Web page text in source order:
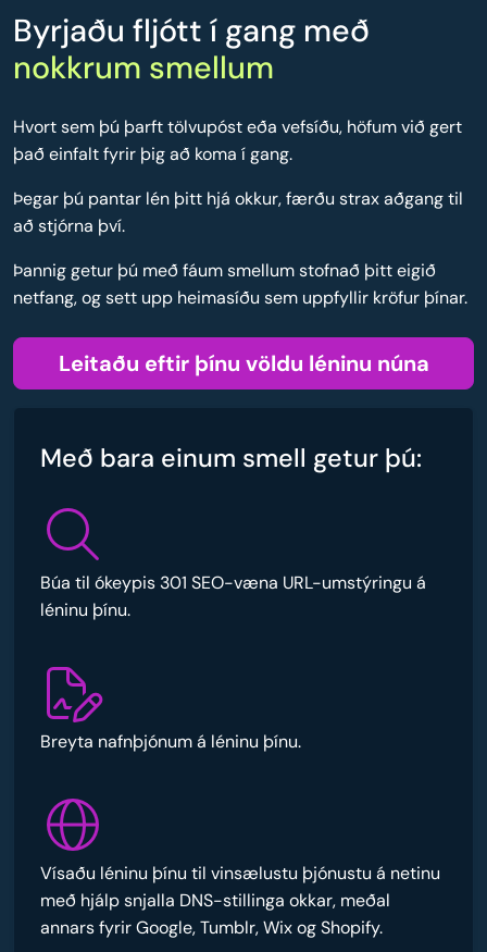
Byrjaðu fljótt í gang með
nokkrum smellum
Hvort sem þú þarft tölvupóst eða vefsíðu, höfum við gert
það einfalt fyrir þig að koma í gang.
Þegar þú pantar lén þitt hjá okkur, færðu strax aðgang til
að stjórna því.
Þannig getur þú með fáum smellum stofnað þitt eigið
netfang, og sett upp heimasíðu sem uppfyllir kröfur þínar.
Leitaðu eftir þínu völdu léninu núna
Með bara einum smell getur þú:
Búa til ókeypis 301 SEO-væna URL-umstýringu á
léninu þínu.
Breyta nafnþjónum á léninu þínu.
Vísaðu léninu þínu til vinsælustu þjónustu á netinu
með hjálp snjalla DNS-stillinga okkar, meðal
annars fyrir Google, Tumblr, Wix og Shopify.